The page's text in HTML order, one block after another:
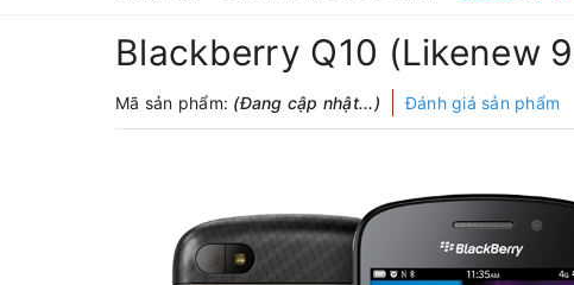
Blackberry Q10 (Likenew
Mã sản phẩm: (Đang cập nhật...) Đánh giá sản phẩm